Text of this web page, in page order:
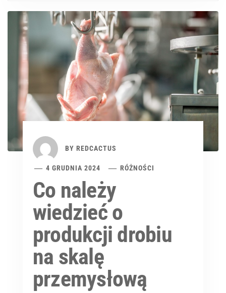
BY REDCACTUS
4 GRUDNIA 2024 RÓŻNOŚCI
Co należy
wiedzieć o
produkcji drobiu
na skalę
przemysłową